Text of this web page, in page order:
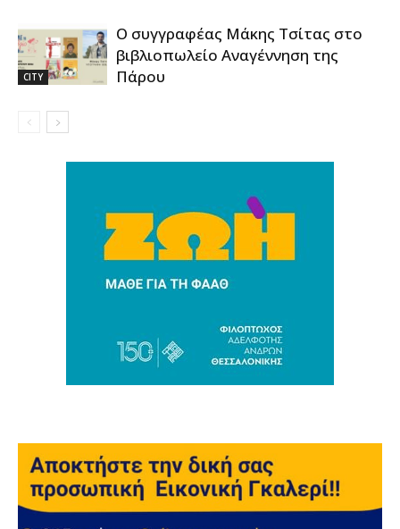
CITY
Ο συγγραφέας Μάκης Τσίτας στο
βιβλιοπωλείο Αναγέννηση της
Πάρου